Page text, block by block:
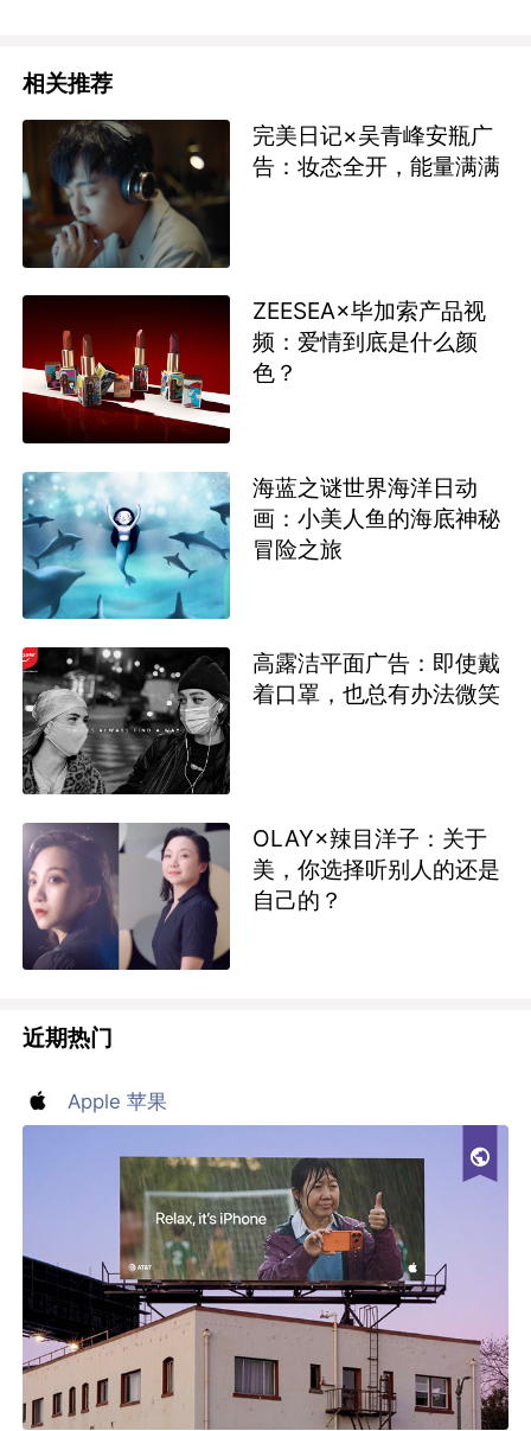
相关推荐
完美日记×吴青峰安瓶广
告：妆态全开，能量满满
ZEESEA×毕加索产品视
频：爱情到底是什么颜
色？
海蓝之谜世界海洋日动
画：小美人鱼的海底神秘
冒险之旅
高露洁平面广告：即使戴
着口罩，也总有办法微笑
OLAY×辣目洋子：关于
美，你选择听别人的还是
自己的？
近期热门
Apple 苹果